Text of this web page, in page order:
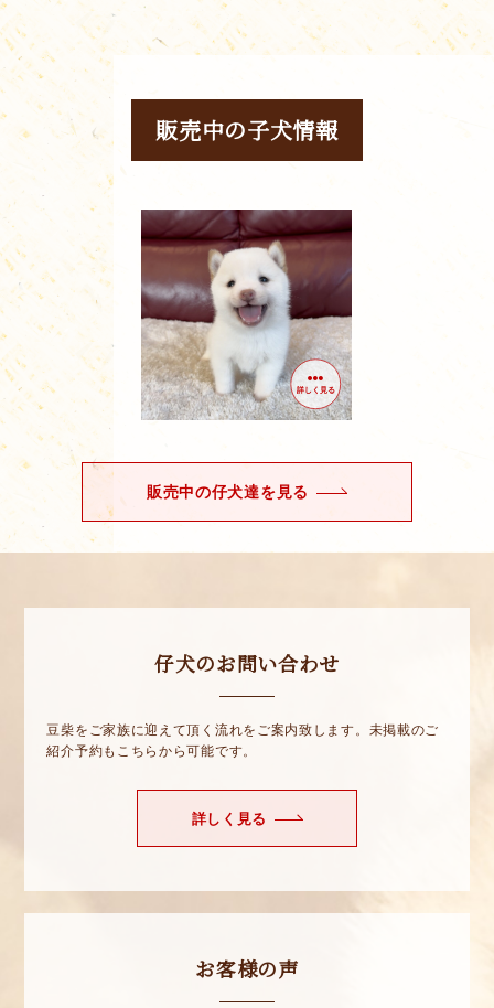
販売中の子犬情報
詳しく見る
販売中の仔犬達を見る
仔犬のお問い合わせ
豆柴をご家族に迎えて頂く流れをご案内致します。未掲載のご
紹介予約もこちらから可能です。
詳しく見る
お客様の声